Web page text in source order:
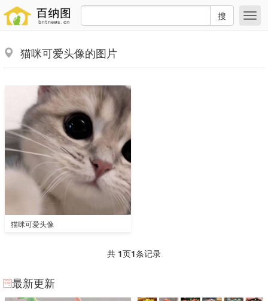
搜
猫咪可爱头像的图片
猫咪可爱头像
共 1页1条记录
最新更新